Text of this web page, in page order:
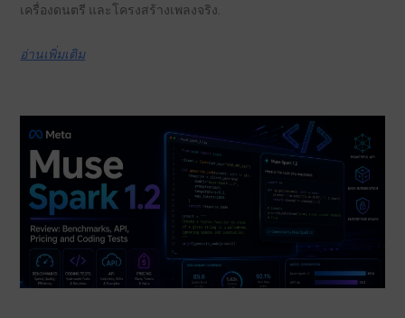
เครื่องดนตรี และโครงสร้างเพลงจริง.
อ่านเพิ่มเติม